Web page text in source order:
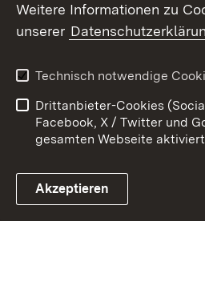
Link zum Landesportal
Kontakt
Barrierefreiheit
Impressum
Weitere Informationen zu
unserer
Technisch notwendige
Drittanbieter-Cookies
Facebook, X / Twitter und
gesamten Webseite
Akzeptieren